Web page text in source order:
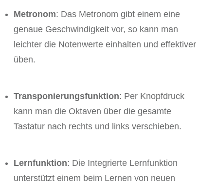
Metronom: Das Metronom gibt einem eine
genaue Geschwindigkeit vor, so kann man
leichter die Notenwerte einhalten und effektiver
üben.
Transponierungsfunktion: Per Knopfdruck
kann man die Oktaven über die gesamte
Tastatur nach rechts und links verschieben.
Lernfunktion: Die Integrierte Lernfunktion
unterstützt einem beim Lernen von neuen